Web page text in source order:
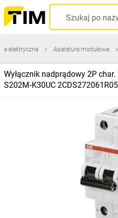
elektryczna Aparatura modułowa
Wyłącznik nadprądowy 2P
S202M‑K30UC